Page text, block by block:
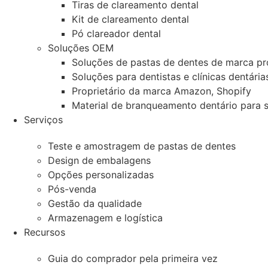
Tiras de clareamento dental
Kit de clareamento dental
Pó clareador dental
Soluções OEM
Soluções de pastas de dentes de marca
Soluções para dentistas e clínicas
Proprietário da marca Amazon, Shopify
Material de branqueamento dentário para
Serviços
Teste e amostragem de pastas de dentes
Design de embalagens
Opções personalizadas
Pós-venda
Gestão da qualidade
Armazenagem e logística
Recursos
Guia do comprador pela primeira vez